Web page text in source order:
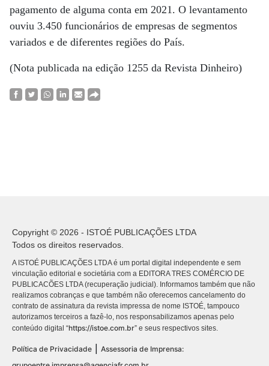
pagamento de alguma conta em 2021. O levantamento
ouviu 3.450 funcionários de empresas de segmentos
variados e de diferentes regiões do País.
(Nota publicada na edição 1255 da Revista Dinheiro)
Copyright © 2026 - ISTOÉ PUBLICAÇÕES LTDA
Todos os direitos reservados.
A ISTOÉ PUBLICAÇÕES LTDA é um portal digital independente e sem
vinculação editorial e societária com a EDITORA TRES COMÉRCIO DE
PUBLICACÕES LTDA (recuperação judicial). Informamos também que não
realizamos cobranças e que também não oferecemos cancelamento do
contrato de assinatura da revista impressa de nome ISTOÉ, tampouco
autorizamos terceiros a fazê-lo, nos responsabilizamos apenas pelo
conteúdo digital “https://istoe.com.br” e seus respectivos sites.
Política de Privacidade
Assessoria de Imprensa: